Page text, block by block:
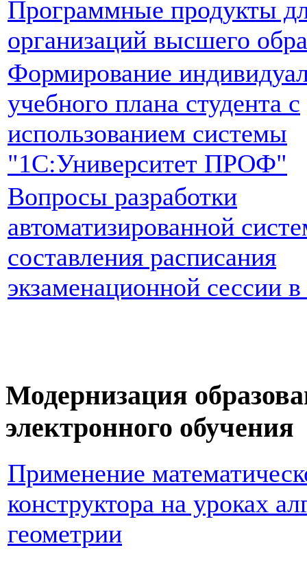
Программные продукты
организаций высшего
Формирование
учебного плана студента с
использованием системы
"1С:Университет ПРОФ"
Вопросы разработки
автоматизированной
составления расписания
экзаменационной сессии в
Модернизация
электронного обучения
Применение
конструктора на уроках
геометрии